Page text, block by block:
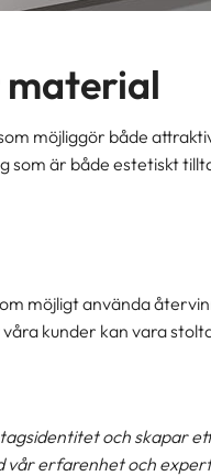
möjliggör både
som är både estetiskt
möjligt använda
kunder kan vara
och skapar
erfarenhet och